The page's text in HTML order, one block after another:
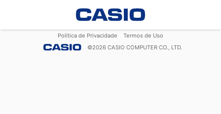
Política de Privacidade
Termos de Uso
©2026 CASIO COMPUTER CO., LTD.